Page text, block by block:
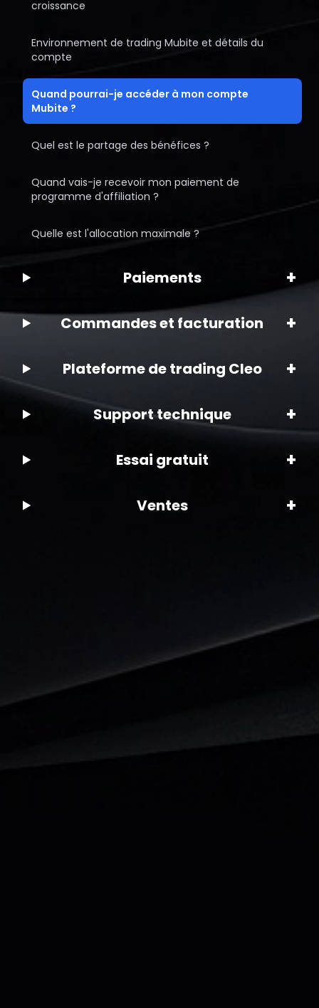
croissance
Environnement de trading Mubite et détails du
compte
Quand pourrai-je accéder à mon compte
Mubite ?
Quel est le partage des bénéfices ?
Quand vais-je recevoir mon paiement de
programme d'affiliation ?
Quelle est l'allocation maximale ?
Paiements +
Commandes et facturation +
Plateforme de trading Cleo +
Support technique +
Essai gratuit +
Ventes +